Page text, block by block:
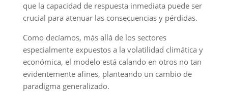
que la capacidad de respuesta inmediata puede ser
crucial para atenuar las consecuencias y pérdidas.
Como decíamos, más allá de los sectores
especialmente expuestos a la volatilidad climática y
económica, el modelo está calando en otros no tan
evidentemente afines, planteando un cambio de
paradigma generalizado.